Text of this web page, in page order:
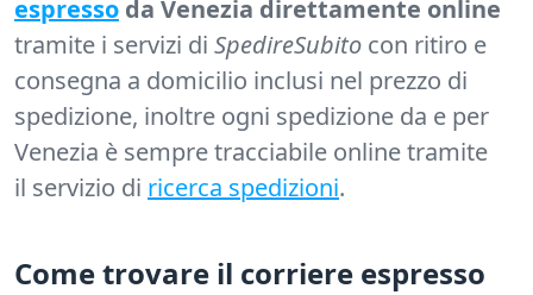
espresso da Venezia direttamente online
tramite i servizi di SpedireSubito con ritiro e
consegna a domicilio inclusi nel prezzo di
spedizione, inoltre ogni spedizione da e per
Venezia è sempre tracciabile online tramite
il servizio di ricerca spedizioni.
Come trovare il corriere espresso